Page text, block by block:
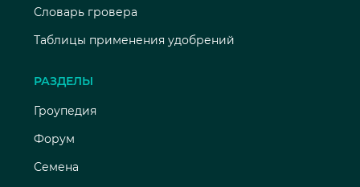
Словарь гровера
Таблицы применения удобрений
РАЗДЕЛЫ
Гроупедия
Форум
Семена